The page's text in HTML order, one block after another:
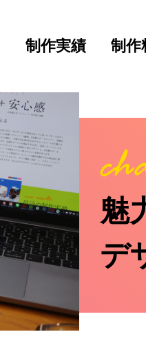
制作実績 制作
魅
デ